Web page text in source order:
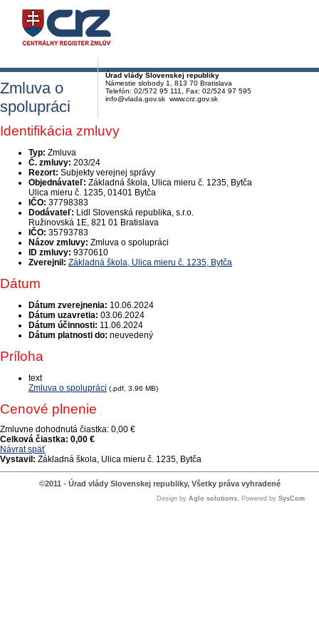
Úrad vlády Slovenskej republiky
Námestie slobody 1, 813 70 Bratislava
Telefón: 02/572 95 111, Fax: 02/524 97 595
info@vlada.gov.sk www.crz.gov.sk
Zmluva o
spolupráci
Identifikácia zmluvy
Typ: Zmluva
Č. zmluvy: 203/24
Rezort: Subjekty verejnej správy
Objednávateľ: Základná škola, Ulica mieru č. 1235, Bytča
Ulica mieru č. 1235, 01401 Bytča
IČO: 37798383
Dodávateľ: Lidl Slovenská republika, s.r.o.
Ružinovská 1E, 821 01 Bratislava
IČO: 35793783
Názov zmluvy: Zmluva o spolupráci
ID zmluvy: 9370610
Zverejnil: Základná škola, Ulica mieru č. 1235, Bytča
Dátum
Dátum zverejnenia: 10.06.2024
Dátum uzavretia: 03.06.2024
Dátum účinnosti: 11.06.2024
Dátum platnosti do: neuvedený
Príloha
text
Zmluva o spolupráci (.pdf, 3.96 MB)
Cenové plnenie
Zmluvne dohodnutá čiastka: 0,00 €
Celková čiastka: 0,00 €
Návrat späť
Vystavil: Základná škola, Ulica mieru č. 1235, Bytča
©2011 - Úrad vlády Slovenskej republiky, Všetky práva vyhradené
Design by Aglo solutions, Powered by SysCom